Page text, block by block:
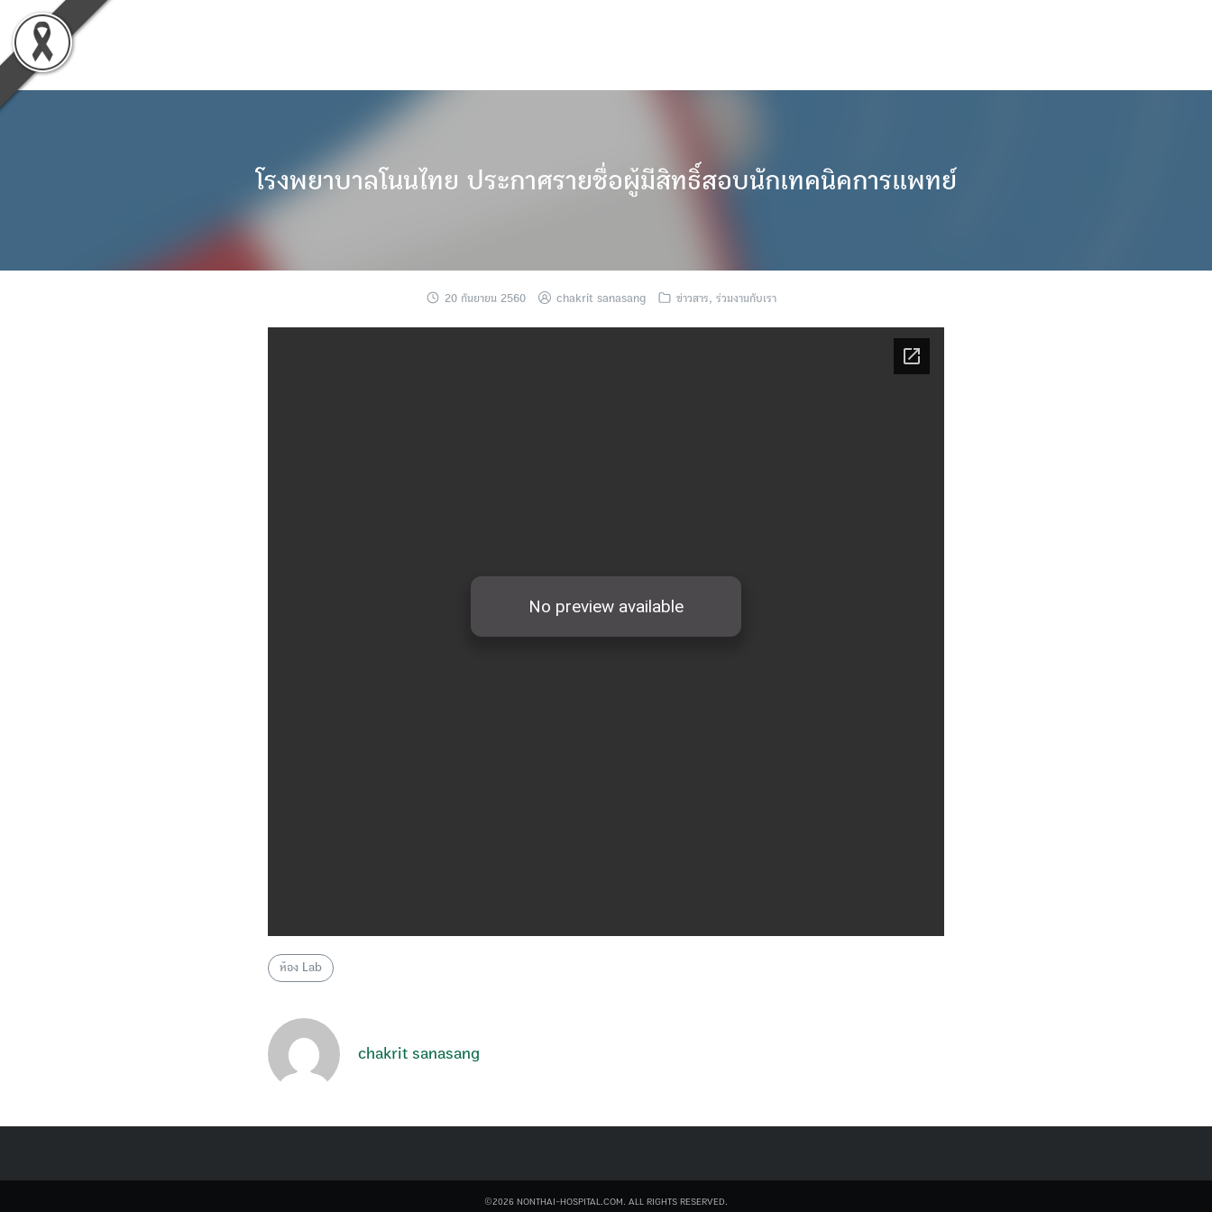
content
for:
โรงพยาบาลโนนไทย ประกาศรายชื่อผู้มีสิทธิ์สอบนักเทคนิคการแพทย์
20 กันยายน 2560 chakrit sanasang ข่าวสาร, ร่วมงานกับเรา
ห้อง Lab
chakrit sanasang
©2026 NONTHAI-HOSPITAL.COM. ALL RIGHTS RESERVED.